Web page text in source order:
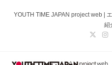
YOUTH TIME JAPAN project web |
紹